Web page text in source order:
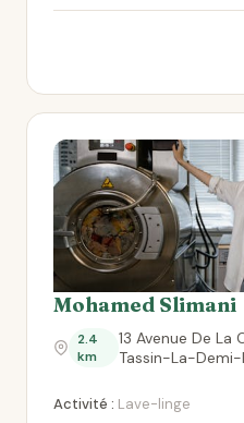
Mohamed Slimani
2.4
km
13 Avenue De
Tassin-La-Demi-
Activité : Lave-linge